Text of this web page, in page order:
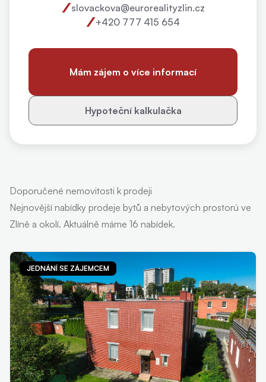
slovackova@eurorealityzlin.cz
+420 777 415 654
Mám zájem o více informací
Hypoteční kalkulačka
Doporučené nemovitosti k prodeji
Nejnovější nabídky prodeje bytů a nebytových prostorú ve
Zlíně a okolí. Aktuálně máme 16 nabídek.
JEDNÁNÍ SE ZÁJEMCEM